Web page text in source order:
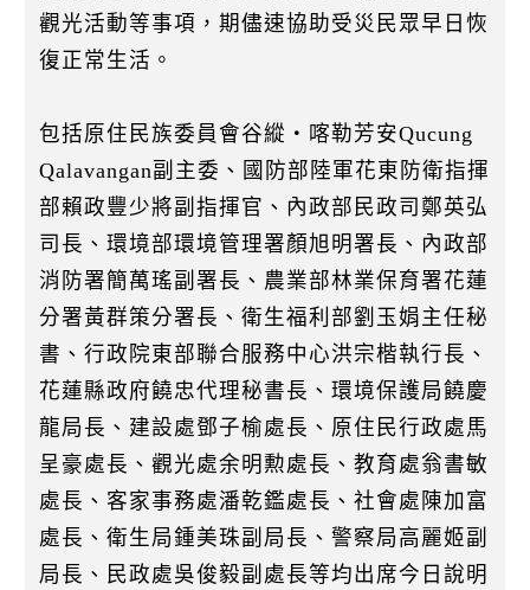
觀光活動等事項，期儘速協助受災民眾早日恢
復正常生活。
包括原住民族委員會谷縱‧喀勒芳安Qucung
Qalavangan副主委、國防部陸軍花東防衛指揮
部賴政豐少將副指揮官、內政部民政司鄭英弘
司長、環境部環境管理署顏旭明署長、內政部
消防署簡萬瑤副署長、農業部林業保育署花蓮
分署黃群策分署長、衛生福利部劉玉娟主任秘
書、行政院東部聯合服務中心洪宗楷執行長、
花蓮縣政府饒忠代理秘書長、環境保護局饒慶
龍局長、建設處鄧子榆處長、原住民行政處馬
呈豪處長、觀光處余明勲處長、教育處翁書敏
處長、客家事務處潘乾鑑處長、社會處陳加富
處長、衛生局鍾美珠副局長、警察局高麗姬副
局長、民政處吳俊毅副處長等均出席今日說明